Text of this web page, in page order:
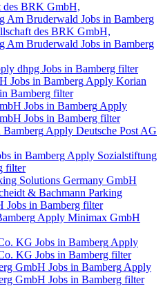
des BRK GmbH,
Am Bruderwald Jobs in Bamberg
des BRK GmbH,
Am Bruderwald Jobs in Bamberg
dhpg Jobs in Bamberg filter
Jobs in Bamberg Apply Korian
Bamberg filter
Jobs in Bamberg Apply
Jobs in Bamberg filter
Bamberg Apply Deutsche Post AG
in Bamberg Apply Sozialstiftung
filter
Solutions Germany GmbH
& Bachmann Parking
Jobs in Bamberg filter
Apply Minimax GmbH
KG Jobs in Bamberg Apply
KG Jobs in Bamberg filter
GmbH Jobs in Bamberg Apply
GmbH Jobs in Bamberg filter